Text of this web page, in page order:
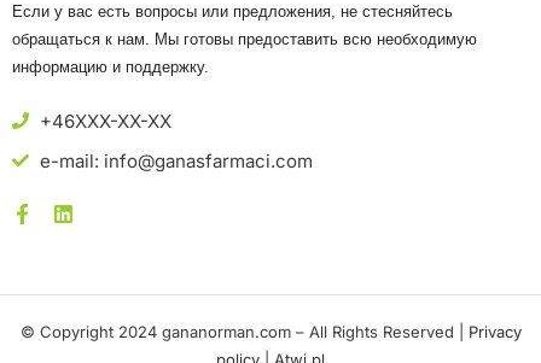
Если у вас есть вопросы или предложения, не стесняйтесь
обращаться к нам. Мы готовы предоставить всю необходимую
информацию и поддержку.
+46XXX-XX-XX
e-mail: info@ganasfarmaci.com
© Copyright 2024 gananorman.com – All Rights Reserved | Privacy